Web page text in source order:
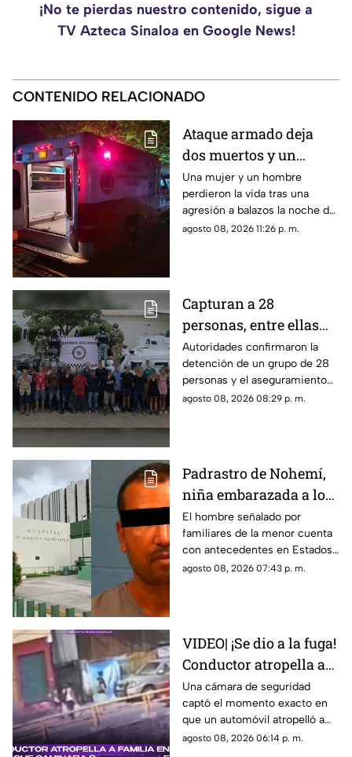
¡No te pierdas nuestro contenido, sigue a
TV Azteca Sinaloa en Google News!
CONTENIDO RELACIONADO
Ataque armado deja
dos muertos y un
herido en la
sindicatura de Villa
Unión, Mazatlán
Una mujer y un hombre
perdieron la vida tras una
agresión a balazos la noche de
este sábado; un joven de 26
agosto 08, 2026 11:26 p. m.
Capturan a 28
personas, entre ellas
mujeres, con un
arsenal en El Roble,
Mazatlán
Autoridades confirmaron la
detención de un grupo de 28
personas y el aseguramiento
de armas de fuego largas, en la
agosto 08, 2026 08:29 p. m.
Padrastro de Nohemí,
niña embarazada a los
11 años, cuenta con
historial de abus0;
familiares lo acusan
El hombre señalado por
familiares de la menor cuenta
con antecedentes en Estados
Unidos por abuso a una menor;
agosto 08, 2026 07:43 p. m.
VIDEO| ¡Se dio a la fuga!
Conductor atropella a
familia entera que
caminaba sobre la calle
Una cámara de seguridad
captó el momento exacto en
que un automóvil atropelló a
una familia entera.
agosto 08, 2026 06:14 p. m.